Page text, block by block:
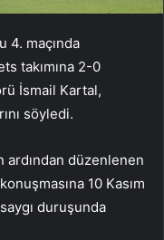
4. maçında
takımına 2-0
İsmail Kartal,
söyledi.
ardından düzenlenen
10 Kasım
duruşunda